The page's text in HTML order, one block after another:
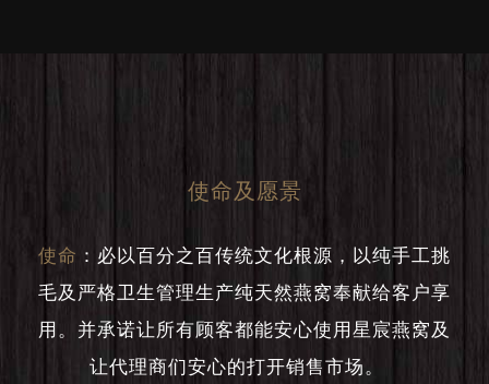
使命及愿景
使命 ： 必以百分之百传统文化根源，以纯手工挑
毛及严格卫生管理生产纯天然燕窝奉献给客户享
用。并承诺让所有顾客都能安心使用星宸燕窝及
让代理商们安心的打开销售市场。